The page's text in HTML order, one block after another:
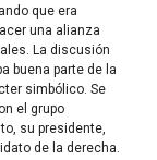
que era
una alianza
La discusión
buena parte de la
simbólico. Se
el grupo
su presidente,
de la derecha.